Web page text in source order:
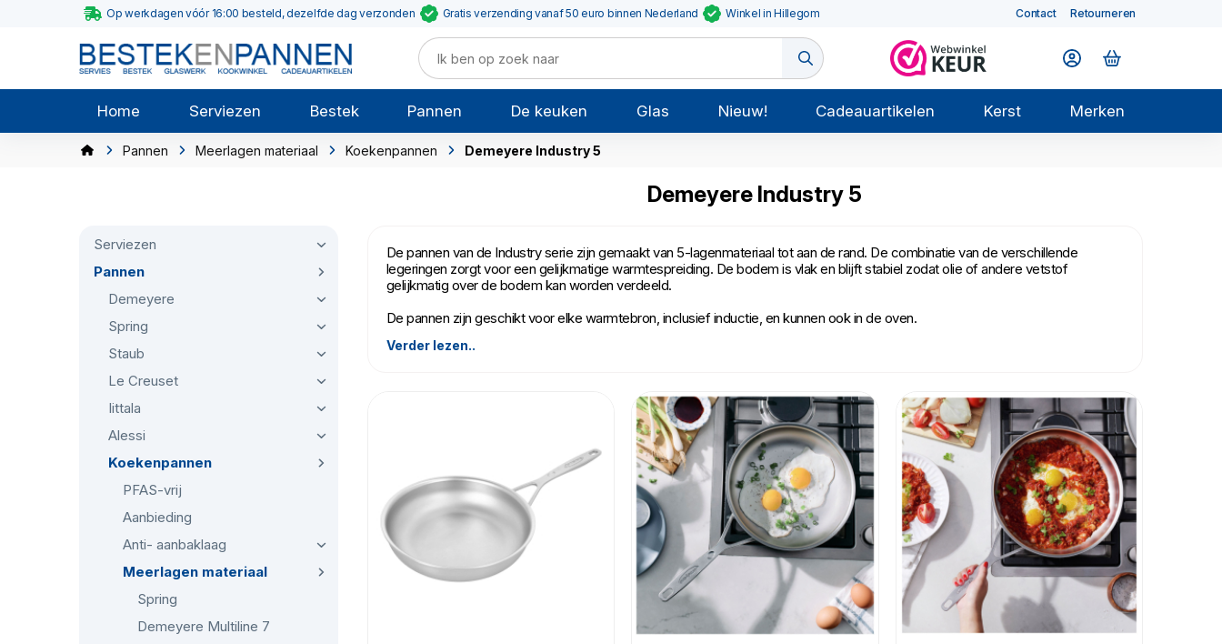
Op werkdagen vóór 16:00 besteld, dezelfde dag verzonden Gratis verzending vanaf 50 euro binnen Nederland Winkel in Hillegom Contact Retourneren
Home Serviezen Bestek Pannen De keuken Glas Nieuw! Cadeauartikelen Kerst Merken
Pannen Meerlagen materiaal Koekenpannen Demeyere Industry 5
Serviezen
Pannen
Demeyere
Spring
Staub
Le Creuset
Iittala
Alessi
Koekenpannen
PFAS-vrij
Aanbieding
Anti- aanbaklaag
Meerlagen materiaal
Spring
Demeyere Multiline 7
Demeyere Industry 5
De pannen van de Industry serie zijn gemaakt van 5-lagenmateriaal tot aan de rand. De combinatie van de verschillende
legeringen zorgt voor een gelijkmatige warmtespreiding. De bodem is vlak en blijft stabiel zodat olie of andere vetstof
gelijkmatig over de bodem kan worden verdeeld.
De pannen zijn geschikt voor elke warmtebron, inclusief inductie, en kunnen ook in de oven.
Verder lezen..